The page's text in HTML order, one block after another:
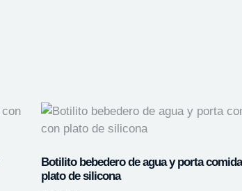
Botilito bebedero de agua y porta
plato de silicona